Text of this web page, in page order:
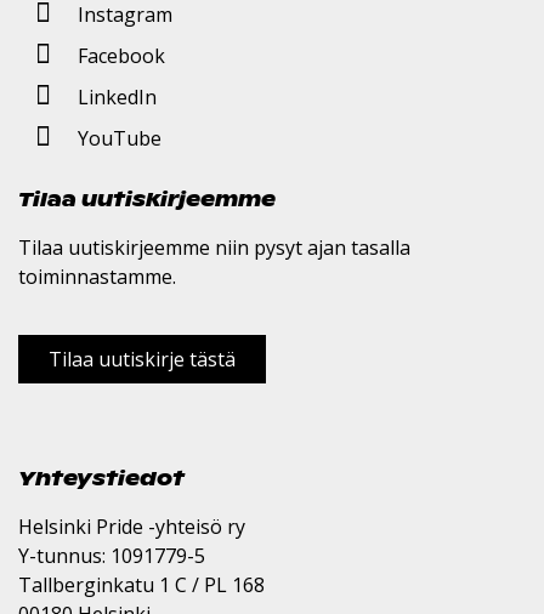
Instagram
Facebook
LinkedIn
YouTube
Tilaa uutiskirjeemme
Tilaa uutiskirjeemme niin pysyt ajan tasalla
toiminnastamme.
Tilaa uutiskirje tästä
Yhteystiedot
Helsinki Pride -yhteisö ry
Y-tunnus: 1091779-5
Tallberginkatu 1 C / PL 168